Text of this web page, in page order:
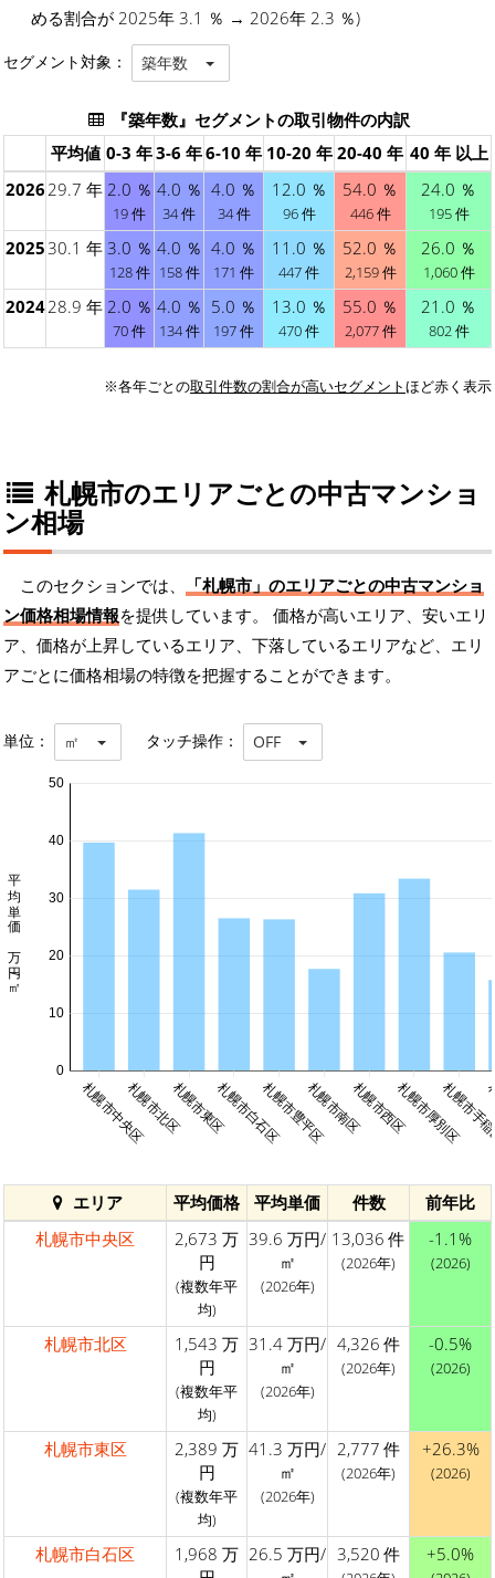
める割合が 2025年 3.1 ％ → 2026年 2.3 ％)
セグメント対象： 築年数
『築年数』セグメントの取引物件の内訳
平均値 0-3 年3-6 年6-10 年 10-20 年 20-40 年 40 年 以上
202629.7 年 2.0 ％
19 件
4.0 ％
34 件
4.0 ％
34 件
12.0 ％
96 件
54.0 ％
446 件
24.0 ％
195 件
202530.1 年 3.0 ％
128 件
4.0 ％
158 件
4.0 ％
171 件
11.0 ％
447 件
52.0 ％
2,159 件
26.0 ％
1,060 件
202428.9 年 2.0 ％
70 件
4.0 ％
134 件
5.0 ％
197 件
13.0 ％
470 件
55.0 ％
2,077 件
21.0 ％
802 件
※各年ごとの取引件数の割合が高いセグメントほど赤く表示
札幌市のエリアごとの中古マンショ
ン相場
このセクションでは、
「札幌市」のエリアごとの中古マンショ
ン価格相場情報を提供しています。 価格が高いエリア、安いエリ
ア、価格が上昇しているエリア、下落しているエリアなど、エリ
アごとに価格相場の特徴を把握することができます。
単位： ㎡ タッチ操作： OFF
札幌市中央区札幌市北区札幌市東区札幌市白石区札幌市豊平区札幌市南区札幌市西区札幌市厚別区
札幌市
0
10
20
30
40
50
平均単価 万円/㎡
エリア 平均価格 平均単価 件数
前年比
札幌市中央区
2,673 万
円
(複数年平
均)
39.6 万円/
㎡
(2026年)
13,036 件
(2026年)
-1.1%
(2026)
札幌市北区
1,543 万
円
(複数年平
均)
31.4 万円/
㎡
(2026年)
4,326 件
(2026年)
-0.5%
(2026)
札幌市東区
2,389 万
円
(複数年平
均)
41.3 万円/
㎡
(2026年)
2,777 件
(2026年)
+26.3%
(2026)
札幌市白石区
1,968 万 26.5 万円/ 3,520 件 +5.0%